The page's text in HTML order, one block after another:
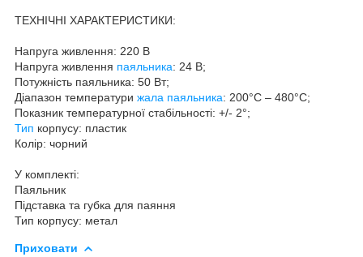
ТЕХНІЧНІ ХАРАКТЕРИСТИКИ:
Напруга живлення: 220 В
Напруга живлення паяльника: 24 В;
Потужність паяльника: 50 Вт;
Діапазон температури жала паяльника: 200°С – 480°С;
Показник температурної стабільності: +/- 2°;
Тип корпусу: пластик
Колір: чорний
У комплекті:
Паяльник
Підставка та губка для паяння
Тип корпусу: метал
Приховати